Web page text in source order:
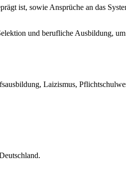
ist, sowie Ansprüche an das
und berufliche Ausbildung,
Laizismus,